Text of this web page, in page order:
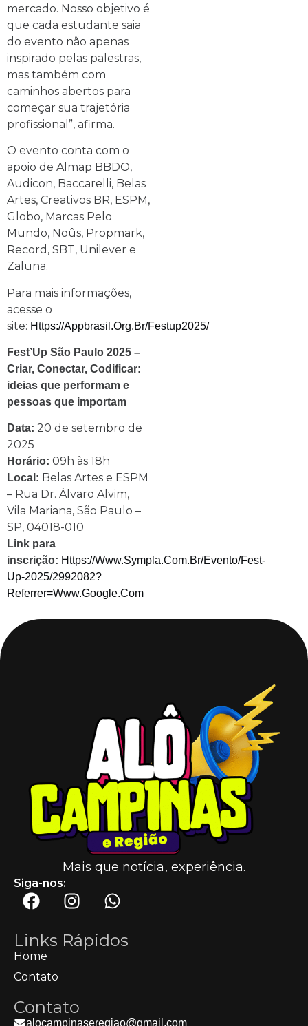
mercado. Nosso objetivo é
que cada estudante saia
do evento não apenas
inspirado pelas palestras,
mas também com
caminhos abertos para
começar sua trajetória
profissional”, afirma.
O evento conta com o
apoio de Almap BBDO,
Audicon, Baccarelli, Belas
Artes, Creativos BR, ESPM,
Globo, Marcas Pelo
Mundo, Noûs, Propmark,
Record, SBT, Unilever e
Zaluna.
Para mais informações,
acesse o
site: Https://appbrasil.org.br/festup2025/
Fest’Up São Paulo 2025 –
Criar, Conectar, Codificar:
ideias que performam e
pessoas que importam
Data: 20 de setembro de
2025
Horário: 09h às 18h
Local: Belas Artes e ESPM
– Rua Dr. Álvaro Alvim,
Vila Mariana, São Paulo –
SP, 04018-010
Link para
inscrição: Https://www.sympla.com.br/evento/fest-
Up-2025/2992082?
Referrer=www.google.com
Mais que notícia, experiência.
Siga-nos:
Links Rápidos
Home
Contato
Contato
alocampinaseregiao@gmail.com